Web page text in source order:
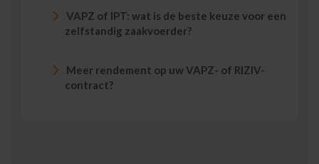
VAPZ of IPT: wat is de beste keuze voor een
zelfstandig zaakvoerder?
Meer rendement op uw VAPZ- of RIZIV-
contract?